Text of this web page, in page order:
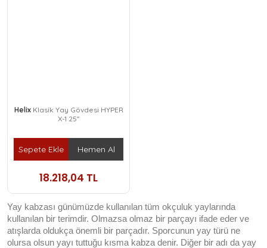
Helix Klasik Yay Gövdesi HYPER
X-1 25''
Sepete Ekle Hemen Al
18.218,04 TL
Yay kabzası günümüzde kullanılan tüm okçuluk yaylarında
kullanılan bir terimdir. Olmazsa olmaz bir parçayı ifade eder ve
atışlarda oldukça önemli bir parçadır. Sporcunun yay türü ne
olursa olsun yayı tuttuğu kısma kabza denir. Diğer bir adı da yay